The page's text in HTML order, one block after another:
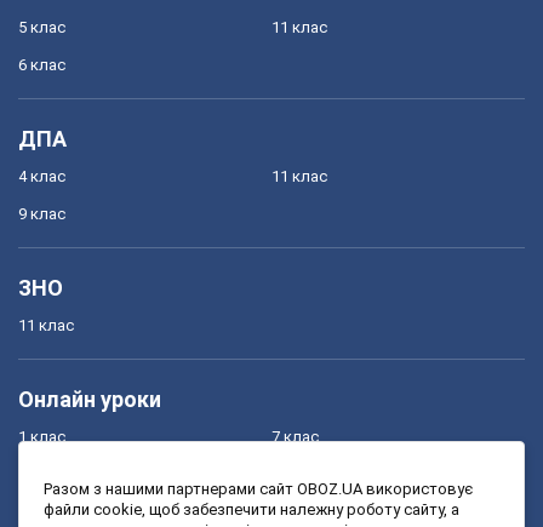
5 клас
6 клас
11 клас
ДПА
4 клас
9 клас
11 клас
ЗНО
11 клас
Онлайн уроки
1 клас
3 клас
7 клас
9 клас
Разом з нашими партнерами сайт OBOZ.UA використовує
файли cookie, щоб забезпечити належну роботу сайту, а